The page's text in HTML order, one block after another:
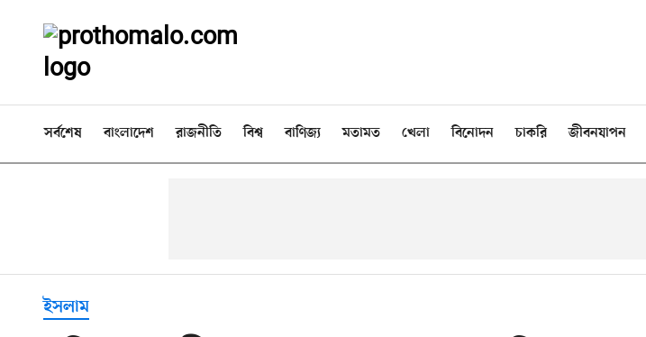
সর্বশেষ বাংলাদেশ রাজনীতি বিশ্ব বাণিজ্য মতামত খেলা বিনোদন চাকরি জীবনযাপন
ইসলাম